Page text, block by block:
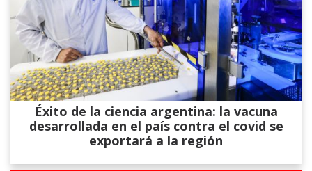
Éxito de la ciencia argentina: la vacuna
desarrollada en el país contra el covid se
exportará a la región